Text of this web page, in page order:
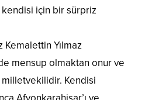
kendisi için bir sürpriz
Yılmaz
mensup olmaktan onur ve
Kendisi